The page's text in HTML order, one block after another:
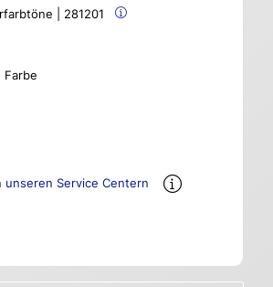
| 281201
Farbe
unseren Service Centern